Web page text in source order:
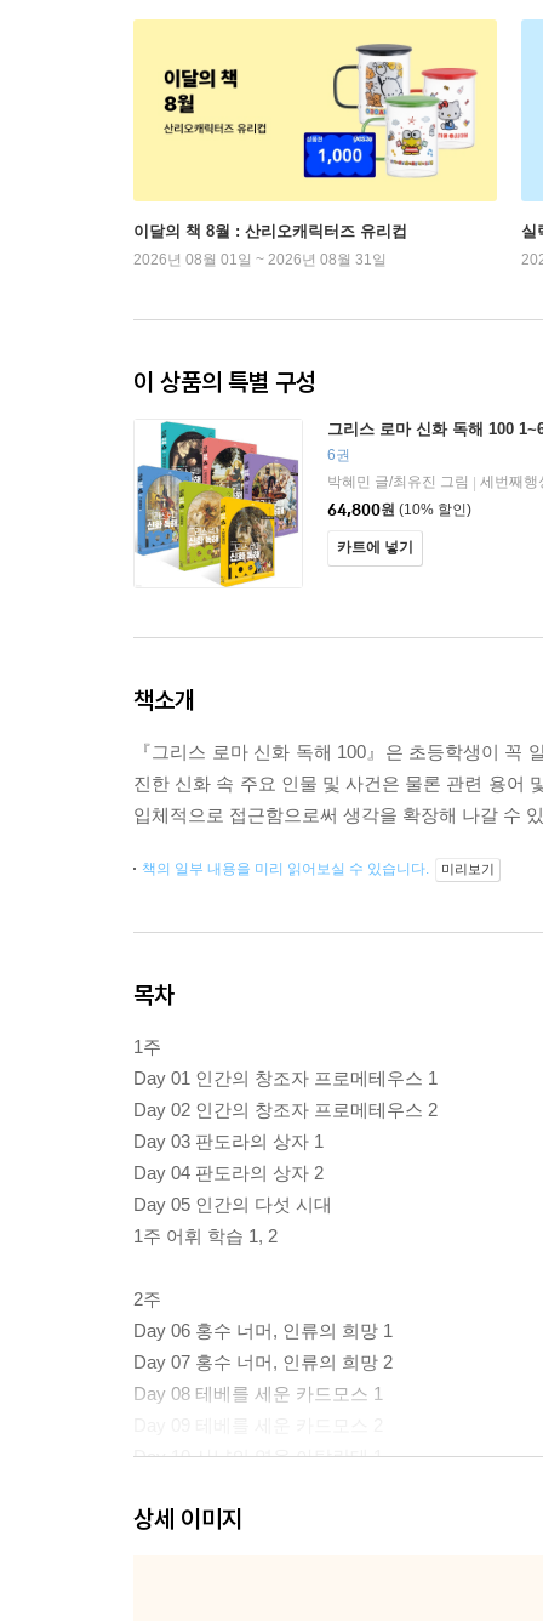
이달의 책 8월 : 산리오캐릭터즈 유리컵
2026년 08월 01일 ~ 2026년 08월 31일
실
이 상품의 특별 구성
그리스 로마 신화 독해 100
6권
박혜민 글/최유진 그림
세번째행
64,800원 (10% 할인)
카트에 넣기
책소개
『그리스 로마 신화 독해 100』은 초등학생이 꼭
진한 신화 속 주요 인물 및 사건은 물론 관련 용어
입체적으로 접근함으로써 생각을 확장해 나갈 수
책의 일부 내용을 미리 읽어보실 수 있습니다. 미리보기
목차
1주
Day 01 인간의 창조자 프로메테우스 1
Day 02 인간의 창조자 프로메테우스 2
Day 03 판도라의 상자 1
Day 04 판도라의 상자 2
Day 05 인간의 다섯 시대
1주 어휘 학습 1, 2
2주
Day 06 홍수 너머, 인류의 희망 1
Day 07 홍수 너머, 인류의 희망 2
Day 08 테베를 세운 카드모스 1
Day 10 사냥의 영웅 아탈란테 1
상세 이미지